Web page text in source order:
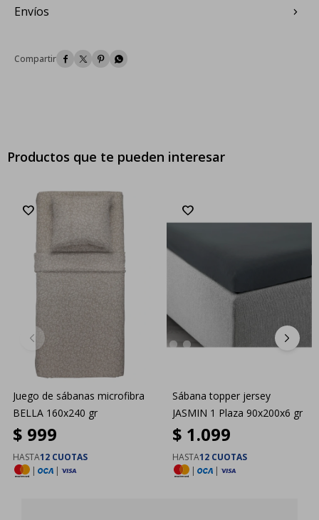
Envíos
   
Productos que te pueden interesar
Juego de sábanas microfibra
BELLA 160x240 gr
$ 999
HASTA12 CUOTAS
|
|
Sábana topper jersey
JASMIN 1 Plaza 90x200x6 gr
$ 1.099
HASTA12 CUOTAS
|
|